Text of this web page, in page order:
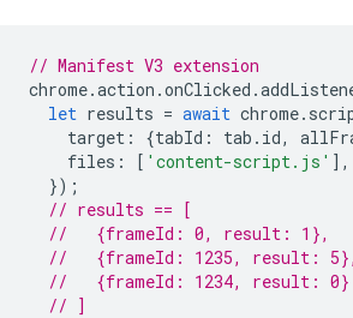
// Manifest V3 extension
chrome.action .onClicked .
let results = await chrome.
target : {tabId : tab . id,
files : [ 'content-script.js' ],
});
// results == [
//   {frameId: 0, result: 1},
//   {frameId: 1235, result: 5},
//   {frameId: 1234, result: 0}
// ]